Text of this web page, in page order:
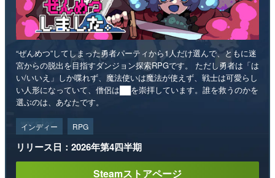
“ぜんめつ”してしまった勇者パーティから1人だけ選んで、ともに迷
宮からの脱出を目指すダンジョン探索RPGです。 ただし勇者は「は
い/いいえ」しか喋れず、魔法使いは魔法が使えず、戦士は可愛らし
い人形になっていて、僧侶は██を崇拝しています。誰を救うのかを
選ぶのは、あなたです。
インディー RPG
リリース日：2026年第4四半期